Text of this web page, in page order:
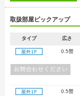
取扱部屋ピックアップ
タイプ 広さ
屋外1F 0.5畳
屋外1F 0.5畳